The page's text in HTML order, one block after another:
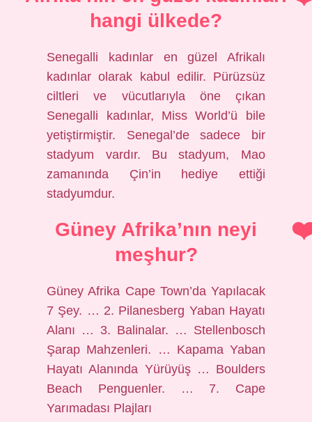
hangi ülkede?
Senegalli kadınlar en güzel Afrikalı
kadınlar olarak kabul edilir. Pürüzsüz
ciltleri ve vücutlarıyla öne çıkan
Senegalli kadınlar, Miss World’ü bile
yetiştirmiştir. Senegal’de sadece bir
stadyum vardır. Bu stadyum, Mao
zamanında Çin’in hediye ettiği
stadyumdur.
Güney Afrika’nın neyi
meşhur?
Güney Afrika Cape Town’da Yapılacak
7 Şey. … 2. Pilanesberg Yaban Hayatı
Alanı … 3. Balinalar. … Stellenbosch
Şarap Mahzenleri. … Kapama Yaban
Hayatı Alanında Yürüyüş … Boulders
Beach Penguenler. … 7. Cape
Yarımadası Plajları